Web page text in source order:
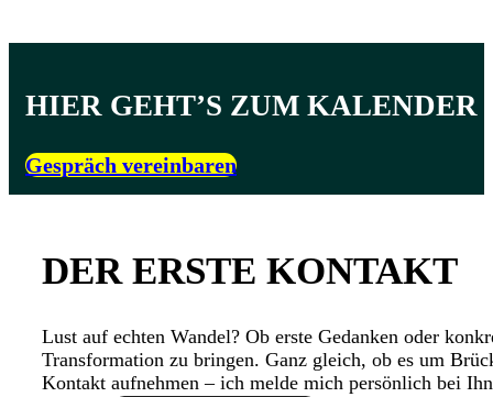
HIER GEHT’S ZUM KALENDER
Gespräch vereinbaren
DER ERSTE KONTAKT
Lust auf echten Wandel? Ob erste Gedanken oder
Transformation zu bringen. Ganz gleich, ob es um
Kontakt aufnehmen – ich melde mich persönlich bei